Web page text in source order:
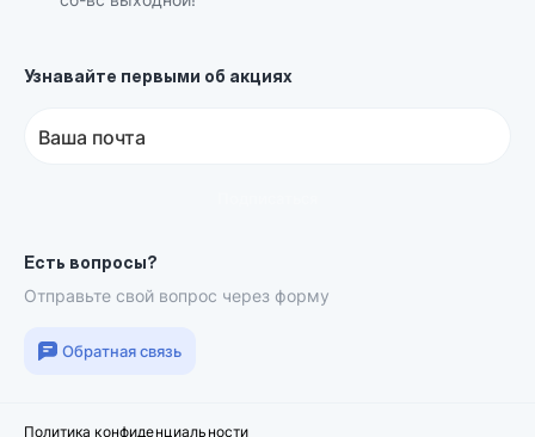
Узнавайте первыми об акциях
Ваша почта
Есть вопросы?
Отправьте свой вопрос через форму
Обратная связь
Политика конфиденциальности